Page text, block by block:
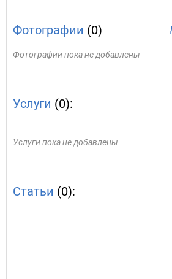
Фотографии (0)
Фотографии пока не добавлены
Услуги (0):
Услуги пока не добавлены
Статьи (0):